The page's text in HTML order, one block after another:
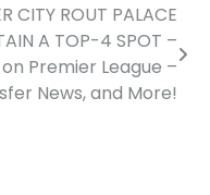
CITY ROUT PALACE
A TOP-4 SPOT –
Premier League –
News, and More!